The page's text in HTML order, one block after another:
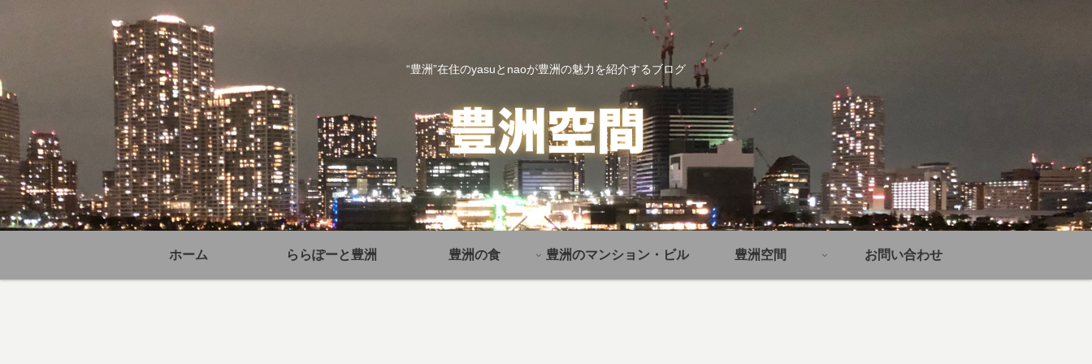
“豊洲”在住のyasuとnaoが豊洲の魅力を紹介するブログ
ホーム ららぽーと豊洲 豊洲の食 豊洲のマンション・ビル 豊洲空間 お問い合わせ